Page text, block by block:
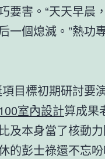
要害。“天天早晨
一個熄滅。”熱功
標初期研討要演
100室內設計算成果
及本身當了核動
的彭士祿還不忘吩